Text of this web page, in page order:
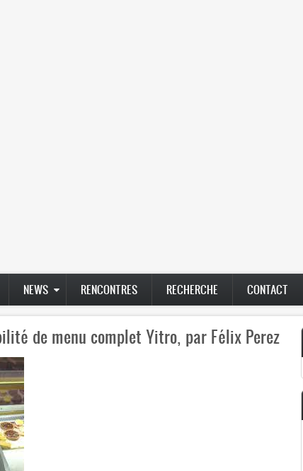
Main
navigation
NEWS RENCONTRES RECHERCHE CONTACT
de menu complet Yitro, par Félix Perez